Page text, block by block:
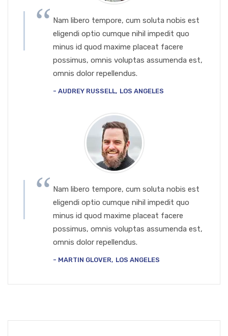
Nam libero tempore, cum soluta nobis est
eligendi optio cumque nihil impedit quo
minus id quod maxime placeat facere
possimus, omnis voluptas assumenda est,
omnis dolor repellendus.
AUDREY RUSSELL LOS ANGELES
Nam libero tempore, cum soluta nobis est
eligendi optio cumque nihil impedit quo
minus id quod maxime placeat facere
possimus, omnis voluptas assumenda est,
omnis dolor repellendus.
MARTIN GLOVER LOS ANGELES